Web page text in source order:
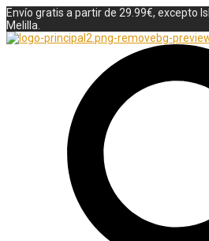
Envío gratis a partir de 29.99€, excepto
Melilla.